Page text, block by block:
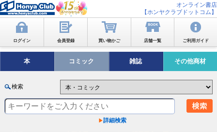
オンライン書店
【ホンヤクラブドットコム】
ログイン 会員登録 買い物かご 店舗一覧 ご利用ガイド
本 コミック 雑誌 その他商材
検索
詳細検索